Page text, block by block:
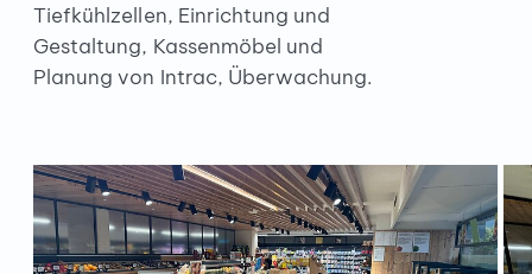
Tiefkühlzellen, Einrichtung und
Gestaltung, Kassenmöbel und
Planung von Intrac, Überwachung.